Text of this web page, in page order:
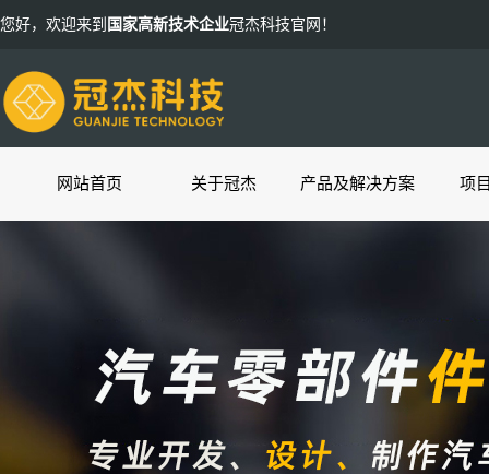
您好，欢迎来到 国家高新技术企业冠杰科技官网！
网站首页 关于冠杰 产品及解决方案 项